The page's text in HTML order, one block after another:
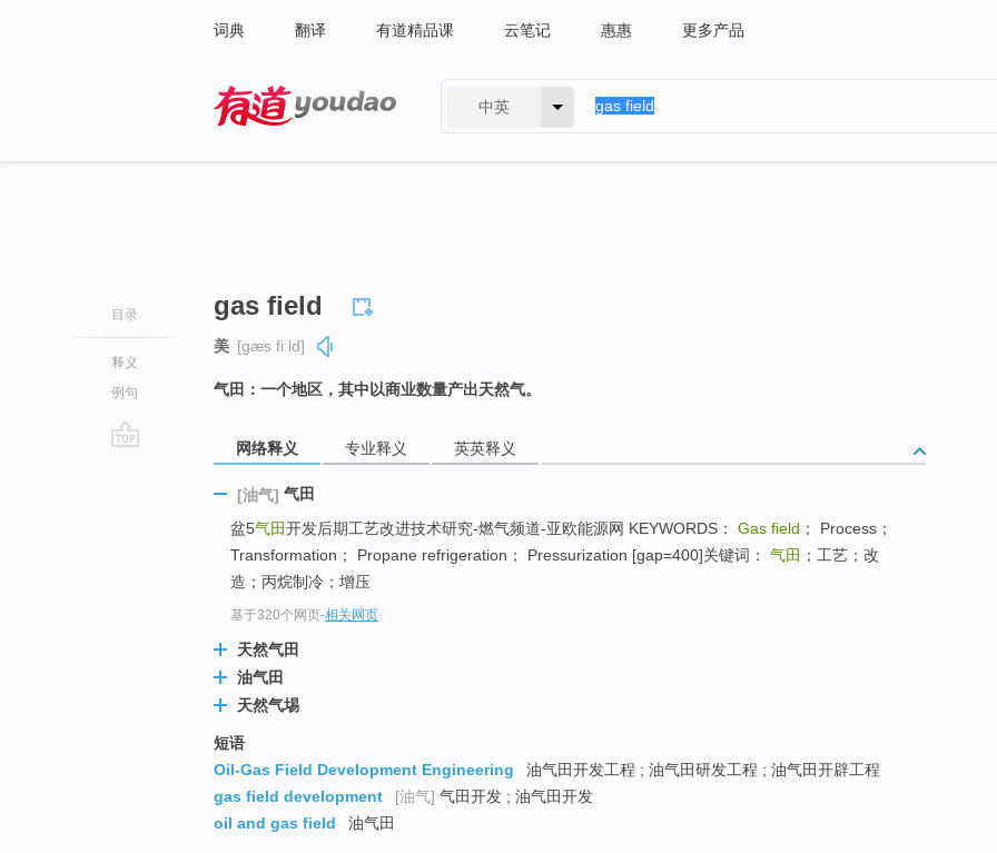
词典 翻译 有道精品课 云笔记 惠惠 更多产品
中英
目录
释义
例句
gas field
美 [ɡæs fiːld]
气田：一个地区，其中以商业数量产出天然气。
网络释义 专业释义 英英释义
[油气] 气田
盆5气田开发后期工艺改进技术研究-燃气频道-亚欧能源网 KEYWORDS： Gas field ； Process；
Transformation； Propane refrigeration； Pressurization [gap=400]关键词： 气田 ；工艺；改
造；丙烷制冷；增压
基于320个网页-相关网页
天然气田
油气田
天然气埸
短语
Oil-Gas Field Development Engineering
油气田开发工程 ; 油气田研发工程 ; 油气田开辟工程
gas field development
[油气] 气田开发 ; 油气田开发
oil and gas field
油气田